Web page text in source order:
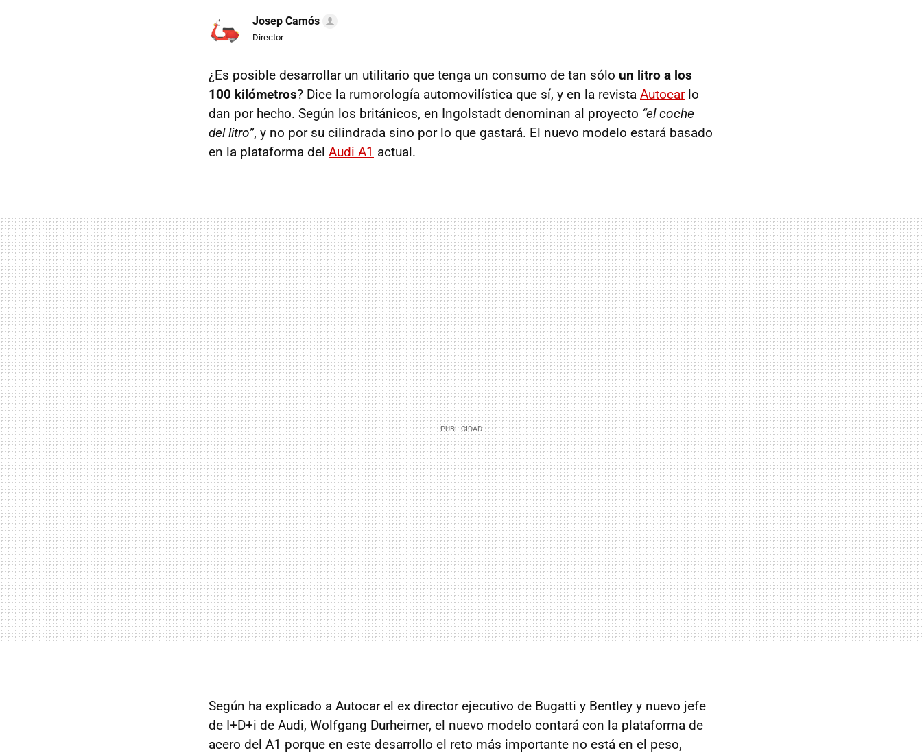
Josep Camós
Director
¿Es posible desarrollar un utilitario que tenga un consumo de tan sólo un litro a los
100 kilómetros? Dice la rumorología automovilística que sí, y en la revista Autocarlo
dan por hecho. Según los británicos, en Ingolstadt denominan al proyecto “el coche
del litro”, y no por su cilindrada sino por lo que gastará. El nuevo modelo estará basado
en la plataforma del Audi A1 actual.
Según ha explicado a Autocar el ex director ejecutivo de Bugatti y Bentley y nuevo jefe
de I+D+i de Audi, Wolfgang Durheimer, el nuevo modelo contará con la plataforma de
acero del A1 porque en este desarrollo el reto más importante no está en el peso,